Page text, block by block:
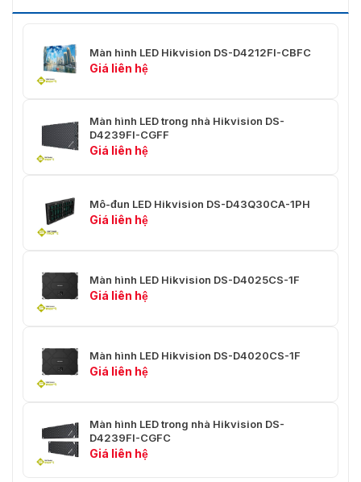
Cung cấp điện
Công suất tối đa ≤ 550 W/m²
Công suất trung
Môi trường làm
việc
Độ ẩm làm việc
Nhiệt độ lưu trữ -20 đến 60 ℃
Thông tin chung
Trọng lượng tổng 69.6 KG
Kích thước đóng
gói (W × H × D)
Màn hình LED Hikvision DS-D4212FI-CBFC
Giá liên hệ
Màn hình LED trong nhà Hikvision DS-
D4239FI-CGFF
Giá liên hệ
Mô-đun LED Hikvision DS-D43Q30CA-1PH
Giá liên hệ
Màn hình LED Hikvision DS-D4025CS-1F
Giá liên hệ
Màn hình LED Hikvision DS-D4020CS-1F
Giá liên hệ
Màn hình LED trong nhà Hikvision DS-
D4239FI-CGFC
Giá liên hệ